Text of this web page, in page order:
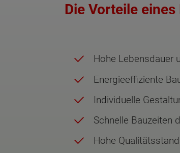
Die Vorteile
Hohe Lebensdauer
Energieeffiziente
Individuelle
Schnelle Bauzeiten
Hohe